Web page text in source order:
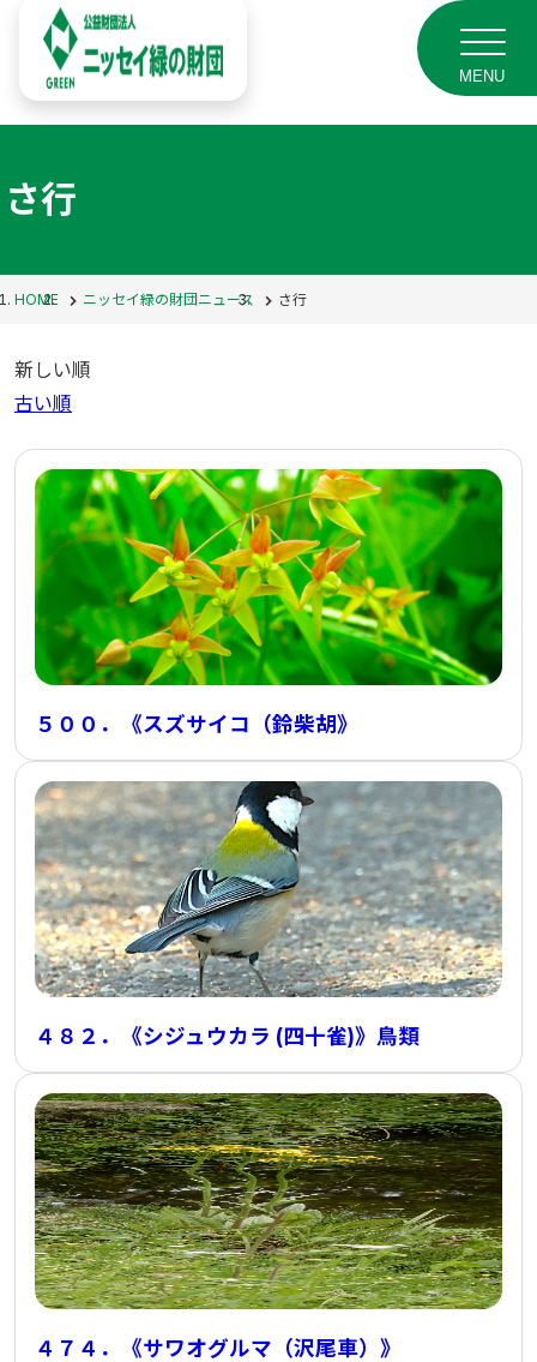
MENU
さ行
HOME ニッセイ緑の財団ニュース さ行
新しい順
古い順
５００．《スズサイコ（鈴柴胡》
４８２．《シジュウカラ (四十雀)》鳥類
４７４．《サワオグルマ（沢尾車）》